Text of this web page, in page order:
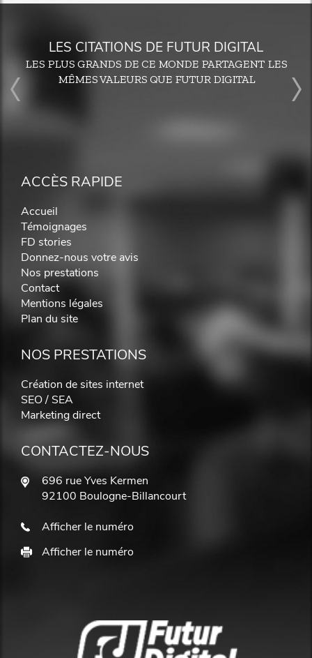
LES CITATIONS DE FUTUR DIGITAL
LES PLUS GRANDS DE CE MONDE PARTAGENT LES
MÊMES VALEURS QUE FUTUR DIGITAL
ACCÈS RAPIDE
Accueil
Témoignages
FD stories
Donnez-nous votre avis
Nos prestations
Contact
Mentions légales
Plan du site
NOS PRESTATIONS
Création de sites internet
SEO / SEA
Marketing direct
CONTACTEZ-NOUS
696 rue Yves Kermen
92100 Boulogne-Billancourt
Afficher le numéro
Afficher le numéro